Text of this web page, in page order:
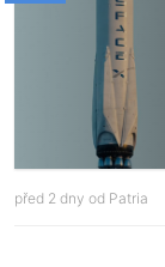
před 2 dny od Patria